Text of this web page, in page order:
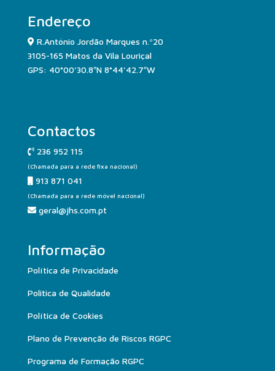
Endereço
R.António Jordão Marques n.º20
3105-165 Matos da Vila Louriçal
GPS: 40°00’30.8″N 8°44’42.7″W
Contactos
236 952 115
(Chamada para a rede fixa nacional)
913 871 041
(Chamada para a rede móvel nacional)
geral@jhs.com.pt
Informação
Política de Privacidade
Politica de Qualidade
Política de Cookies
Plano de Prevenção de Riscos RGPC
Programa de Formação RGPC